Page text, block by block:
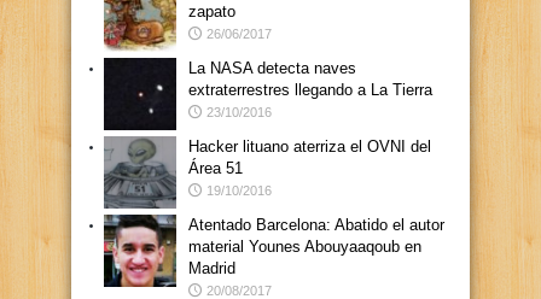
zapato
26/06/2017
La NASA detecta naves
extraterrestres llegando a La Tierra
23/10/2016
Hacker lituano aterriza el OVNI del
Área 51
19/10/2016
Atentado Barcelona: Abatido el autor
material Younes Abouyaaqoub en
Madrid
20/08/2017